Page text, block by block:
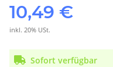
10,49 €
inkl. 20% USt.
Sofort verfügbar